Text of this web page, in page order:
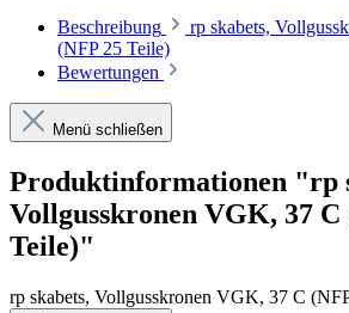
Beschreibung
rp skabets,
(NFP 25 Teile)
Bewertungen
Menü schließen
Produktinformationen "rp
Vollgusskronen VGK, 37 C
Teile)"
rp skabets, Vollgusskronen VGK, 37 C